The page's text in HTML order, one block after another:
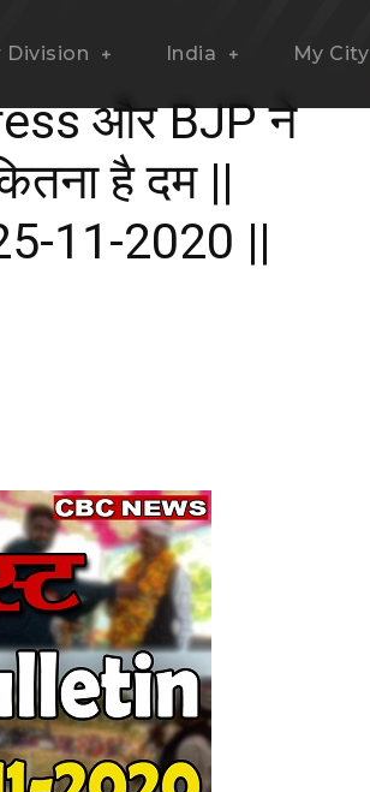
Division India My City
और BJP ने
है दम ||
11-2020 ||